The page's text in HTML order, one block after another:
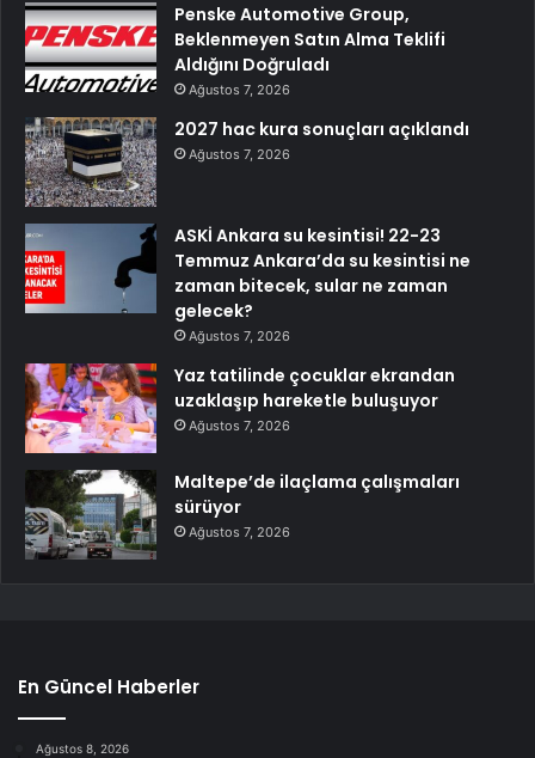
Penske Automotive Group,
Beklenmeyen Satın Alma Teklifi
Aldığını Doğruladı
Ağustos 7, 2026
2027 hac kura sonuçları açıklandı
Ağustos 7, 2026
ASKİ Ankara su kesintisi! 22-23
Temmuz Ankara’da su kesintisi ne
zaman bitecek, sular ne zaman
gelecek?
Ağustos 7, 2026
Yaz tatilinde çocuklar ekrandan
uzaklaşıp hareketle buluşuyor
Ağustos 7, 2026
Maltepe’de ilaçlama çalışmaları
sürüyor
Ağustos 7, 2026
En Güncel Haberler
Ağustos 8, 2026